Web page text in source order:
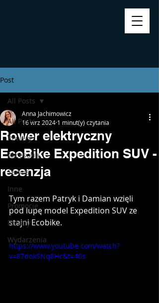
Post
All Posts
Rowery
Akcesoria
Serwis
Inne
Promocje
Porady
Wydarzenia
All Posts
Rower elektryczny
EcoBike Expedition SUV -
recenzja
Anna Jachimowicz
16 wrz 2024 1 minut(y) czytania
Tym razem Patryk i Damian wzięli
pod lupę model Expedition SUV ze
stajni Ecobike.
https://www.youtube.com/watch?
v=87dokSNq8Hc&t=40s